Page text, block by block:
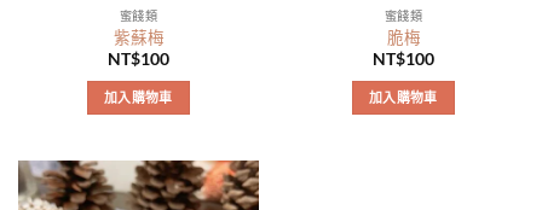
蜜餞類
紫蘇梅
NT$100
加入購物車
蜜餞類
脆梅
NT$100
加入購物車